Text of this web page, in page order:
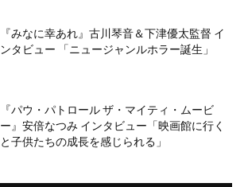
『みなに幸あれ』古川琴音＆下津優太監督 イ
ンタビュー 「ニュージャンルホラー誕生」
『パウ・パトロール ザ・マイティ・ムービ
ー』安倍なつみ インタビュー「映画館に行く
と子供たちの成長を感じられる」